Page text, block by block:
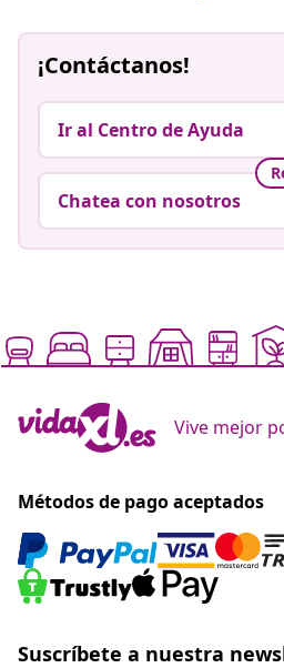
¡Contáctanos!
Ir al Centro de Ayuda
Chatea con nosotros
Vive mejor
Métodos de pago aceptados
Suscríbete a nuestra